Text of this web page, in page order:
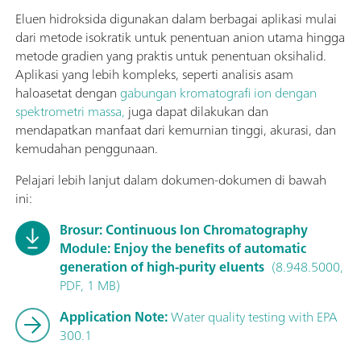
Eluen hidroksida digunakan dalam berbagai aplikasi mulai
dari metode isokratik untuk penentuan anion utama hingga
metode gradien yang praktis untuk penentuan oksihalid.
Aplikasi yang lebih kompleks, seperti analisis asam
haloasetat dengangabungan kromatografi ion dengan
spektrometri massa, juga dapat dilakukan dan
mendapatkan manfaat dari kemurnian tinggi, akurasi, dan
kemudahan penggunaan.
Pelajari lebih lanjut dalam dokumen-dokumen di bawah
ini:
Brosur: Continuous Ion Chromatography
Module: Enjoy the benefits of automatic
generation of high-purity eluents (8.948.5000,
PDF, 1 MB)
Application Note:Water quality testing with EPA
300.1